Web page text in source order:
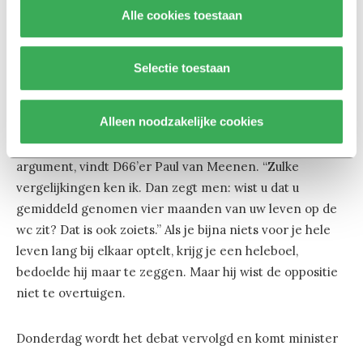
Alle cookies toestaan
Selectie toestaan
Alleen noodzakelijke cookies
studenten die hun schuld afbetalen al snel een tientje
per maand meer dan de huidige lichtingen. Maar is een
“Best wel veel”, zegt Zinhi Özdil van GroenLinks, het
gaat immers over een periode van 35 jaar om minimaal
5 duizend euro per student. Maar dat is een slecht
argument, vindt D66’er Paul van Meenen. “Zulke
vergelijkingen ken ik. Dan zegt men: wist u dat u
gemiddeld genomen vier maanden van uw leven op de
wc zit? Dat is ook zoiets.” Als je bijna niets voor je hele
leven lang bij elkaar optelt, krijg je een heleboel,
bedoelde hij maar te zeggen. Maar hij wist de oppositie
niet te overtuigen.
Donderdag wordt het debat vervolgd en komt minister